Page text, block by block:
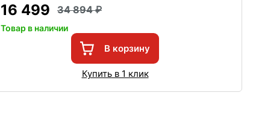
16 499 34 894
Товар в наличии
В корзину
Купить в 1 клик